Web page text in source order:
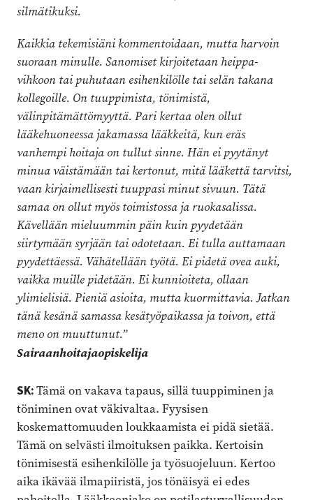
silmätikuksi.
Kaikkia tekemisiäni kommentoidaan, mutta harvoin
suoraan minulle. Sanomiset kirjoitetaan heippa-
vihkoon tai puhutaan esihenkilölle tai selän takana
kollegoille. On tuuppimista, tönimistä,
välinpitämättömyyttä. Pari kertaa olen ollut
lääkehuoneessa jakamassa lääkkeitä, kun eräs
vanhempi hoitaja on tullut sinne. Hän ei pyytänyt
minua väistämään tai kertonut, mitä lääkettä tarvitsi,
vaan kirjaimellisesti tuuppasi minut sivuun. Tätä
samaa on ollut myös toimistossa ja ruokasalissa.
Kävellään mieluummin päin kuin pyydetään
siirtymään syrjään tai odotetaan. Ei tulla auttamaan
pyydettäessä. Vähätellään työtä. Ei pidetä ovea auki,
vaikka muille pidetään. Ei kunnioiteta, ollaan
ylimielisiä. Pieniä asioita, mutta kuormittavia. Jatkan
tänä kesänä samassa kesätyöpaikassa ja toivon, että
meno on muuttunut.”
Sairaanhoitajaopiskelija
SK:Tämä on vakava tapaus, sillä tuuppiminen ja
töniminen ovat väkivaltaa. Fyysisen
koskemattomuuden loukkaamista ei pidä sietää.
Tämä on selvästi ilmoituksen paikka. Kertoisin
tönimisestä esihenkilölle ja työsuojeluun. Kertoo
aika ikävää ilmapiiristä, jos tönäisyä ei edes